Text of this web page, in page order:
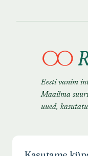
Eesti vanim
Maailma
uued,